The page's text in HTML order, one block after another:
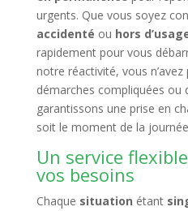
urgents. Que vous soyez
accidenté ou hors
rapidement pour vous
notre réactivité, vous
démarches compliquées ou
garantissons une prise en
soit le moment de la
Un service
vos besoins
Chaque situation étant